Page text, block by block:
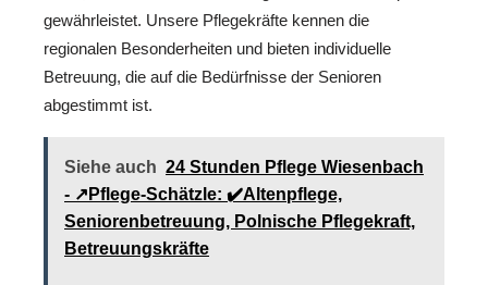
gewährleistet. Unsere Pflegekräfte kennen die
regionalen Besonderheiten und bieten individuelle
Betreuung, die auf die Bedürfnisse der Senioren
abgestimmt ist.
Siehe auch 24 Stunden Pflege Wiesenbach
- ↗️Pflege-Schätzle: ✔️Altenpflege,
Seniorenbetreuung, Polnische Pflegekraft,
Betreuungskräfte